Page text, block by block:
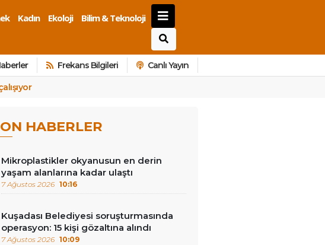
Kadın Ekoloji
Bilim & Teknoloji
Frekans Bilgileri Canlı Yayın
HABERLER
Mikroplastikler okyanusun en derin
yaşam alanlarına kadar ulaştı
7 Ağustos 2026 10:16
Kuşadası Belediyesi soruşturmasında
operasyon: 15 kişi gözaltına alındı
7 Ağustos 2026 10:09